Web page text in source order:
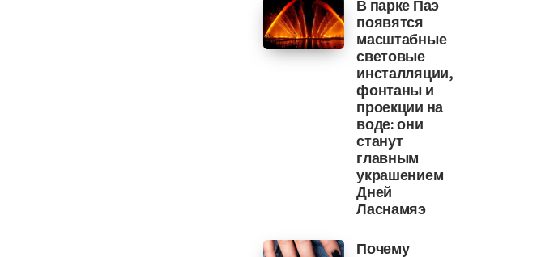
В парке Паэ
появятся
масштабные
световые
инсталляции,
фонтаны и
проекции на
воде: они
станут
главным
украшением
Дней
Ласнамяэ
Почему